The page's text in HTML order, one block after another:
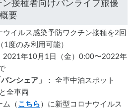
接種者向けバンライフ旅優
ウイルス感染予防ワクチン接種を2回
1度のみ利用可能）
2021年10月1日（金）0:00〜2022年
ンシェア」
： 全車中泊スポット
全車両
ム（ こちら ）に新型コロナウイルス